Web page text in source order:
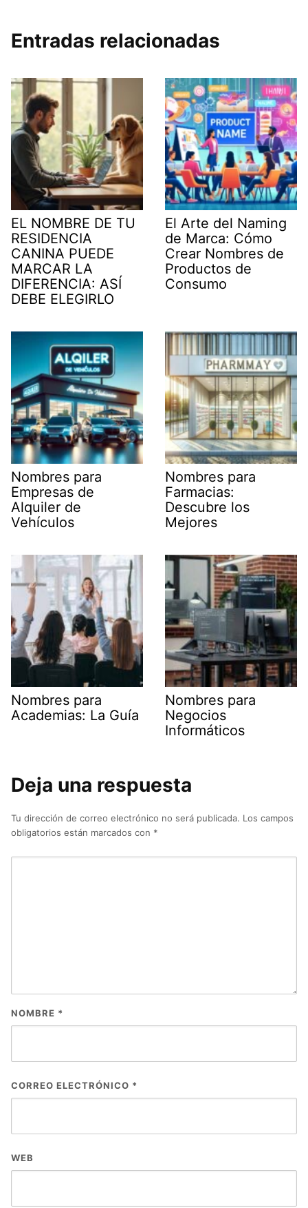
Entradas relacionadas
EL NOMBRE DE TU
RESIDENCIA
CANINA PUEDE
MARCAR LA
DIFERENCIA: ASÍ
DEBE ELEGIRLO
El Arte del Naming
de Marca: Cómo
Crear Nombres de
Productos de
Consumo
Nombres para
Empresas de
Alquiler de
Vehículos
Nombres para
Farmacias:
Descubre los
Mejores
Nombres para
Academias: La Guía
Nombres para
Negocios
Informáticos
Deja una respuesta
Tu dirección de correo electrónico no será publicada. Los campos
obligatorios están marcados con *
NOMBRE *
CORREO ELECTRÓNICO *
WEB